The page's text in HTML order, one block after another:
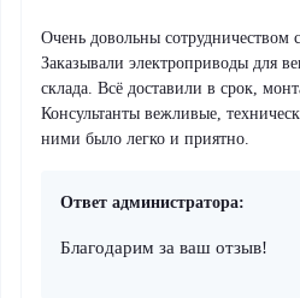
Очень довольны сотрудничеством
Заказывали электроприводы для
склада. Всё доставили в срок,
Консультанты вежливые,
ними было легко и приятно.
Ответ администратора:
Благодарим за ваш отзыв!